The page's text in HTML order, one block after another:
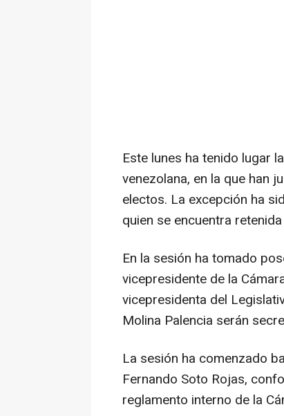
Este lunes ha tenido lugar
venezolana, en la que han
electos. La excepción ha
quien se encuentra
En la sesión ha tomado
vicepresidente de la
vicepresidenta del
Molina Palencia serán
La sesión ha comenzado
Fernando Soto Rojas,
reglamento interno de la